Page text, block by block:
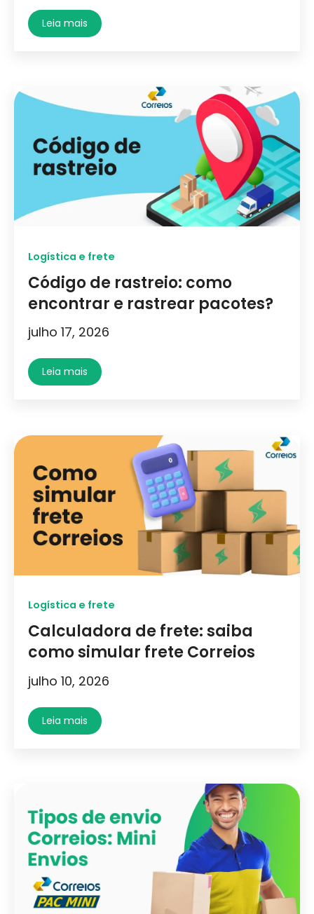
Leia mais
Logística e frete
Código de rastreio: como
encontrar e rastrear pacotes?
julho 17, 2026
Leia mais
Logística e frete
Calculadora de frete: saiba
como simular frete Correios
julho 10, 2026
Leia mais